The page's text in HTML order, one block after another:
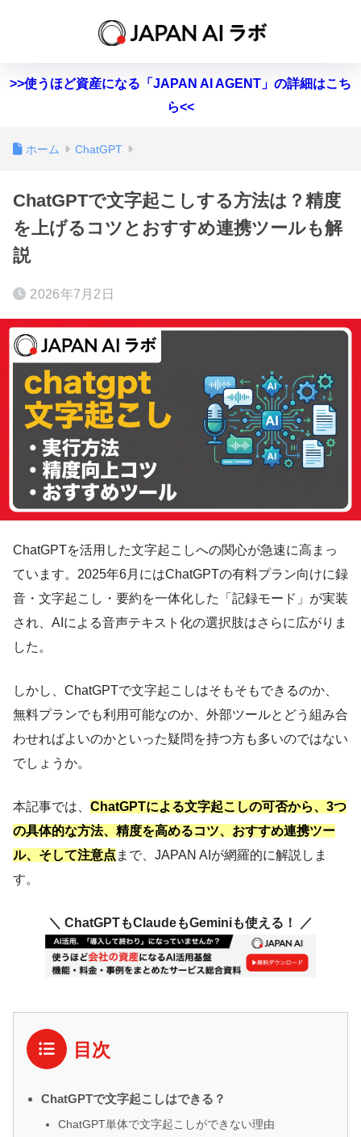
>>使うほど資産になる「JAPAN AI AGENT」の詳細はこち
ら<<
ホーム ChatGPT
ChatGPTで文字起こしする方法は？精度
を上げるコツとおすすめ連携ツールも解
説
2026年7月2日
ChatGPTを活用した文字起こしへの関心が急速に高まっ
ています。2025年6月にはChatGPTの有料プラン向けに録
音・文字起こし・要約を一体化した「記録モード」が実装
され、AIによる音声テキスト化の選択肢はさらに広がりま
した。
しかし、ChatGPTで文字起こしはそもそもできるのか、
無料プランでも利用可能なのか、外部ツールとどう組み合
わせればよいのかといった疑問を持つ方も多いのではない
でしょうか。
本記事では、 ChatGPTによる文字起こしの可否から、3つ
の具体的な方法、精度を高めるコツ、おすすめ連携ツー
ル、そして注意点 まで、JAPAN AIが網羅的に解説しま
す。
＼ ChatGPTもClaudeもGeminiも使える！ ／
目次
ChatGPTで文字起こしはできる？
ChatGPT単体で文字起こしができない理由